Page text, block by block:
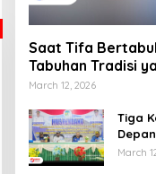
Saat Tifa
Tabuhan Tradisi
Budaya dan
March 12, 2026
Tiga
Tebai
March